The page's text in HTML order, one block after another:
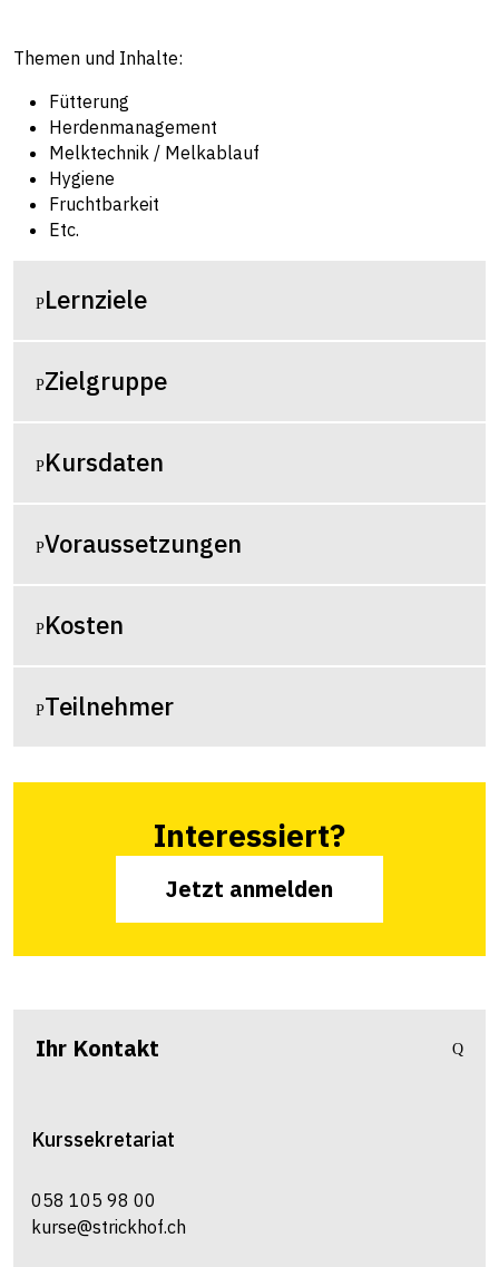
Themen und Inhalte:
Fütterung
Herdenmanagement
Melktechnik / Melkablauf
Hygiene
Fruchtbarkeit
Etc.
Lernziele
Zielgruppe
Kursdaten
Voraussetzungen
Kosten
Teilnehmer
Interessiert?
Jetzt anmelden
Ihr Kontakt
Kurssekretariat
058 105 98 00
kurse@strickhof.ch